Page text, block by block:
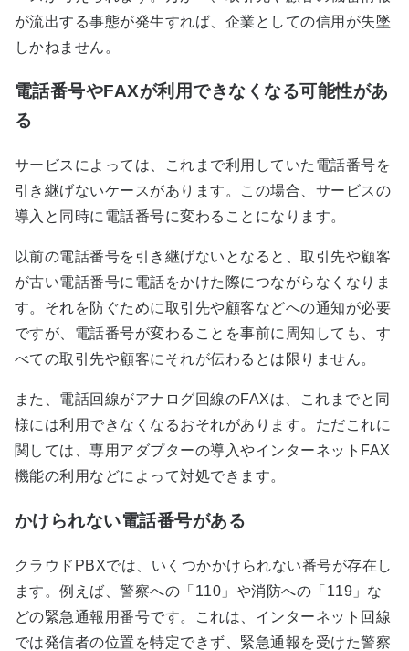
が流出する事態が発生すれば、企業としての信用が失墜
しかねません。
電話番号やFAXが利用できなくなる可能性があ
る
サービスによっては、これまで利用していた電話番号を
引き継げないケースがあります。この場合、サービスの
導入と同時に電話番号に変わることになります。
以前の電話番号を引き継げないとなると、取引先や顧客
が古い電話番号に電話をかけた際につながらなくなりま
す。それを防ぐために取引先や顧客などへの通知が必要
ですが、電話番号が変わることを事前に周知しても、す
べての取引先や顧客にそれが伝わるとは限りません。
また、電話回線がアナログ回線のFAXは、これまでと同
様には利用できなくなるおそれがあります。ただこれに
関しては、専用アダプターの導入やインターネットFAX
機能の利用などによって対処できます。
かけられない電話番号がある
クラウドPBXでは、いくつかかけられない番号が存在し
ます。例えば、警察への「110」や消防への「119」な
どの緊急通報用番号です。これは、インターネット回線
では発信者の位置を特定できず、緊急通報を受けた警察